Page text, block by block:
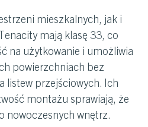
mieszkalnych, jak i
mają klasę 33, co
na użytkowanie i umożliwia
powierzchniach bez
listew przejściowych. Ich
montażu sprawiają, że
nowoczesnych wnętrz.